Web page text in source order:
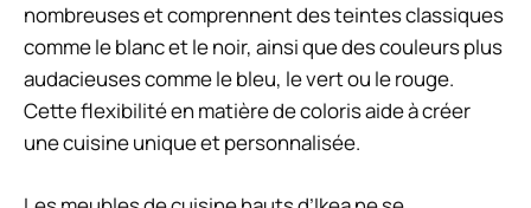
nombreuses et comprennent des teintes classiques
comme le blanc et le noir, ainsi que des couleurs plus
audacieuses comme le bleu, le vert ou le rouge.
Cette flexibilité en matière de coloris aide à créer
une cuisine unique et personnalisée.